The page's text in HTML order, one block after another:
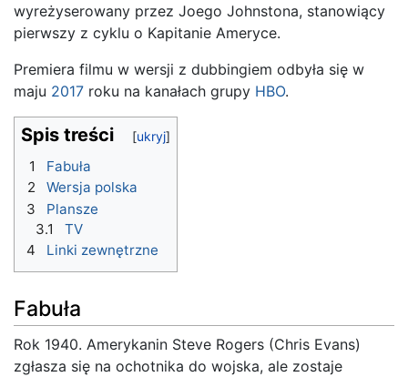
wyreżyserowany przez Joego Johnstona, stanowiący
pierwszy z cyklu o Kapitanie Ameryce.
Premiera filmu w wersji z dubbingiem odbyła się w
maju 2017 roku na kanałach grupy HBO.
Spis treści
1
Fabuła
2
Wersja polska
3
Plansze
3.1
TV
4
Linki zewnętrzne
Fabuła
Rok 1940. Amerykanin Steve Rogers (Chris Evans)
zgłasza się na ochotnika do wojska, ale zostaje